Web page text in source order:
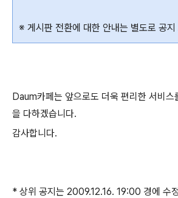
※ 게시판 전환에 대한 안내는 별도로 공지
Daum카페는 앞으로도 더욱 편리한 서비스
을 다하겠습니다.
감사합니다.
* 상위 공지는 2009.12.16. 19:00 경에 수